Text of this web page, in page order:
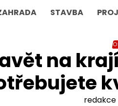
STAVBA
na
redakce